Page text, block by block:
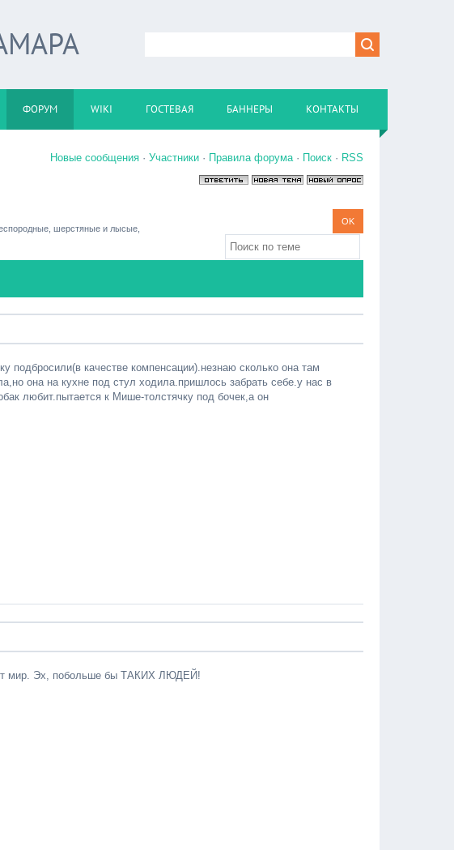
ФОРУМ WIKI ГОСТЕВАЯ БАННЕРЫ КОНТАКТЫ
Новые сообщения · Участники · Правила форума· Поиск · RSS
шерстяные и лысые,
подбросили(в качестве компенсации).незнаю сколько она там
она на кухне под стул ходила.пришлось забрать себе.у нас в
любит.пытается к Мише-толстячку под бочек,а он
мир. Эх, побольше бы ТАКИХ ЛЮДЕЙ!